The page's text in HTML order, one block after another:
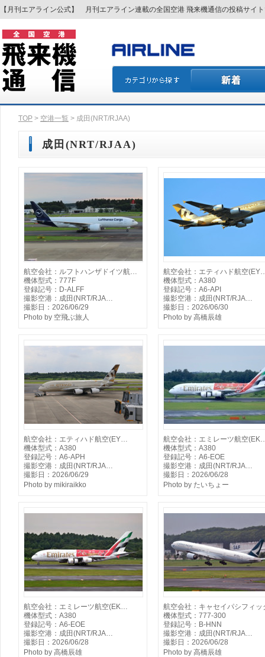
【月刊エアライン公式】 月刊エアライン連載の全国空港 飛来機通信の投稿サイ
TOP > 空港一覧 > 成田(NRT/RJAA)
成田(NRT/RJAA)
航空会社：ルフトハンザドイツ航…
機体型式：777F
登録記号：D-ALFF
撮影空港：成田(NRT/RJA…
撮影日：2026/06/29
Photo by 空飛ぶ旅人
航空会社：エティハド航空
機体型式：A380
登録記号：A6-API
撮影空港：成田(NRT/RJA…
撮影日：2026/06/30
Photo by 高橋辰雄
航空会社：エティハド航空(EY…
機体型式：A380
登録記号：A6-APH
撮影空港：成田(NRT/RJA…
撮影日：2026/06/29
Photo by mikiraikko
航空会社：エミレーツ航空
機体型式：A380
登録記号：A6-EOE
撮影空港：成田(NRT/RJA…
撮影日：2026/06/28
Photo by たいちょー
航空会社：エミレーツ航空(EK…
機体型式：A380
登録記号：A6-EOE
撮影空港：成田(NRT/RJA…
撮影日：2026/06/28
Photo by 高橋辰雄
航空会社：キャセイパシフィ
機体型式：777-300
登録記号：B-HNN
撮影空港：成田(NRT/RJA…
撮影日：2026/06/28
Photo by 高橋辰雄